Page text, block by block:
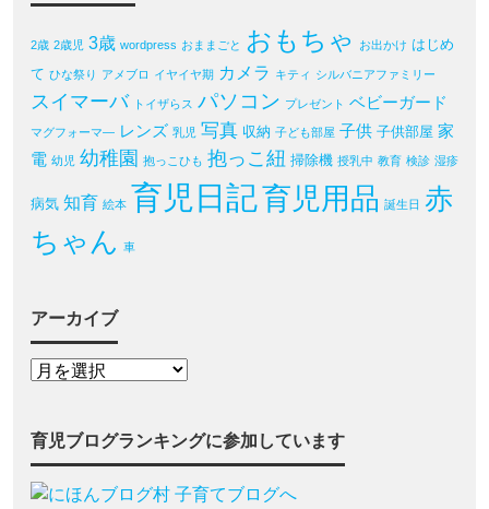
2歳 2歳児 3歳 wordpress おままごと おもちゃ お出かけ はじめ
て ひな祭り アメブロ イヤイヤ期 カメラ キティ シルバニアファミリー
スイマーバ トイザらス パソコン プレゼント ベビーガード
マグフォーマ― レンズ 乳児 写真 収納 子ども部屋 子供 子供部屋 家
電 幼児 幼稚園 抱っこひも 抱っこ紐 掃除機 授乳中 教育 検診 湿疹
病気 知育 絵本 育児日記育児用品 誕生日 赤
ちゃん 車
アーカイブ
育児ブログランキングに参加しています